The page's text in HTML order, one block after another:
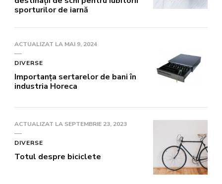
sporturilor de iarnă
ACTUALIZAT LA MAI 9, 2024
DIVERSE
Importanța sertarelor de bani în
industria Horeca
ACTUALIZAT LA SEPTEMBRIE 23, 2023
DIVERSE
Totul despre biciclete